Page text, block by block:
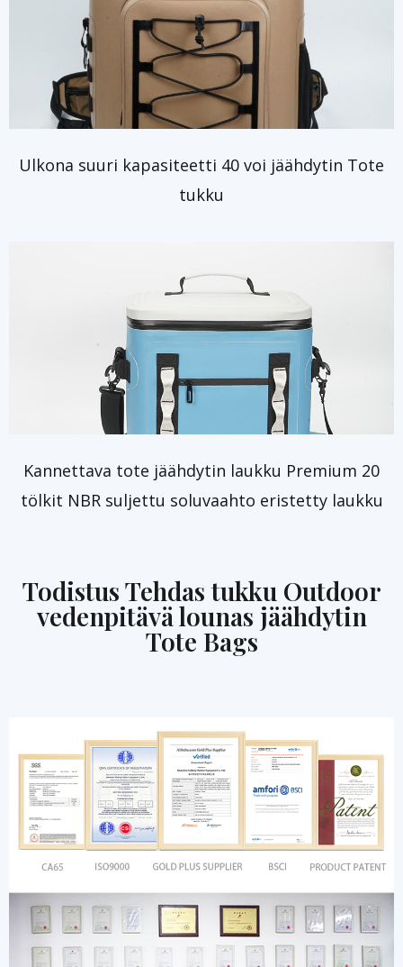
Ulkona suuri kapasiteetti 40 voi jäähdytin Tote
tukku
Kannettava tote jäähdytin laukku Premium 20
tölkit NBR suljettu soluvaahto eristetty laukku
Todistus Tehdas tukku Outdoor
vedenpitävä lounas jäähdytin
Tote Bags